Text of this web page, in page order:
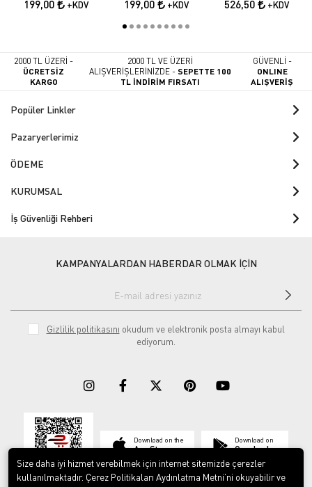
199,00 +KDV 199,00 +KDV 526,50 +KDV
2000 TL ÜZERİ -
ÜCRETSİZ
KARGO
2000 TL VE ÜZERİ
ALIŞVERİŞLERİNİZDE -SEPETTE 100
TL İNDİRİM FIRSATI
GÜVENLİ -
ONLINE
ALIŞVERİŞ
Popüler Linkler
Pazaryerlerimiz
ÖDEME
KURUMSAL
İş Güvenliği Rehberi
KAMPANYALARDAN HABERDAR OLMAK İÇİN
Gizlilik politikasını okudum ve elektronik posta almayı kabul
ediyorum.
Download on the
App Store
Download on
Google play
Size daha iyi hizmet verebilmek için internet sitemizde çerezler
kullanılmaktadır. Çerez Politikaları Aydınlatma Metni’ni okuyabilir ve